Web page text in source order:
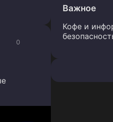
0
Важное
Кофе и